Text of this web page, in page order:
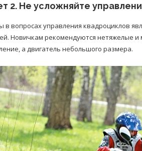
2. Не усложняйте
в вопросах управления квадроциклов
Новичкам рекомендуются нетяжелые
а двигатель небольшого размера.